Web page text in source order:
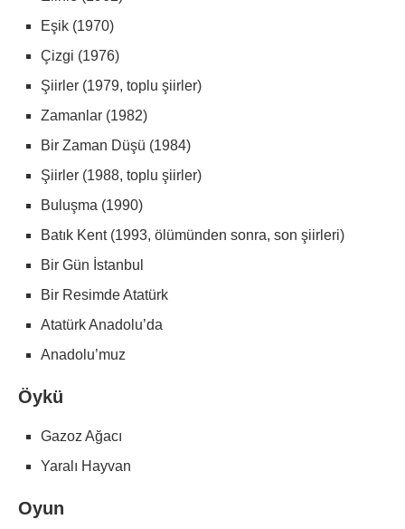
Eşik (1970)
Çizgi (1976)
Şiirler (1979, toplu şiirler)
Zamanlar (1982)
Bir Zaman Düşü (1984)
Şiirler (1988, toplu şiirler)
Buluşma (1990)
Batık Kent (1993, ölümünden sonra, son şiirleri)
Bir Gün İstanbul
Bir Resimde Atatürk
Atatürk Anadolu’da
Anadolu’muz
Öykü
Gazoz Ağacı
Yaralı Hayvan
Oyun